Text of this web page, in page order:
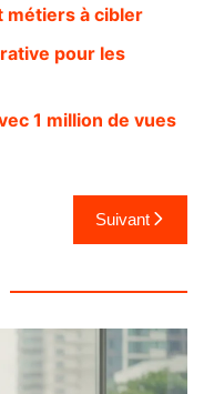
métiers à cibler
pour les
1 million de vues
Suivant